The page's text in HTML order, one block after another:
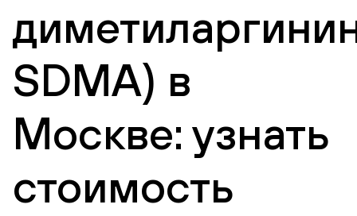
SDMA) в
Москве: узнать
стоимость